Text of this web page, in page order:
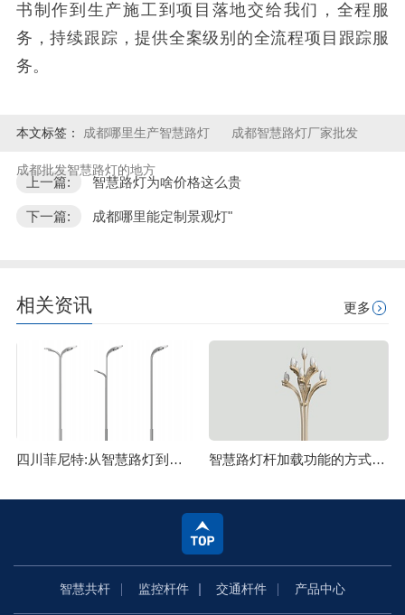
书制作到生产施工到项目落地交给我们，全程服
务，持续跟踪，提供全案级别的全流程项目跟踪服
务。
本文标签： 成都哪里生产智慧路灯 成都智慧路灯厂家批发
成都批发智慧路灯的地方
上一篇: 智慧路灯为啥价格这么贵
下一篇: 成都哪里能定制景观灯"
相关资讯 更多
四川菲尼特:从智慧路灯到数字孪生再到元宇宙 智慧路灯杆加载功能的方式主要有哪些
智慧共杆 监控杆件 交通杆件 产品中心